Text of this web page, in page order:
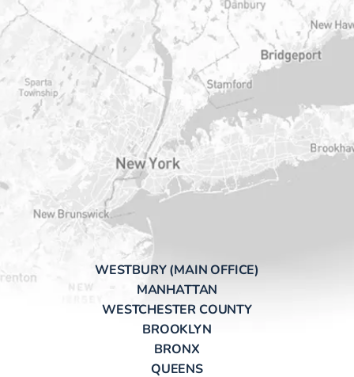
WESTBURY (MAIN OFFICE)
MANHATTAN
WESTCHESTER COUNTY
BROOKLYN
BRONX
QUEENS